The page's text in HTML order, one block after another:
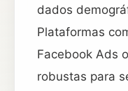
dados
Plataformas
Facebook Ads
robustas para